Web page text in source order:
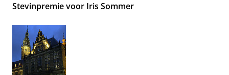
Stevinpremie voor Iris Sommer